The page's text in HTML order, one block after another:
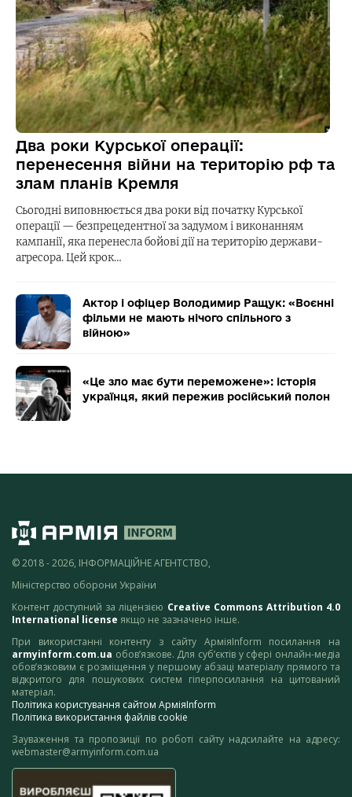
Два роки Курської операції:
перенесення війни на територію рф та
злам планів Кремля
Сьогодні виповнюється два роки від початку Курської
операції — безпрецедентної за задумом і виконанням
кампанії, яка перенесла бойові дії на територію держави-
агресора. Цей крок…
Актор і офіцер Володимир Ращук: «Воєнні
фільми не мають нічого спільного з
війною»
«Це зло має бути переможене»: історія
українця, який пережив російський полон
© 2018 - 2026, ІНФОРМАЦІЙНЕ АГЕНТСТВО,
Міністерство оборони України
Контент доступний за ліцензією Creative Commons Attribution 4.0
International license якщо не зазначено інше.
При використанні контенту з сайту АрміяInform посилання на
armyinform.com.ua обов’язкове. Для суб’єктів у сфері онлайн-медіа
обов’язковим є розміщення у першому абзаці матеріалу прямого та
відкритого для пошукових систем гіперпосилання на цитований
матеріал.
Політика користування сайтом АрміяInform
Політика використання файлів cookie
Зауваження та пропозиції по роботі сайту надсилайте на адресу:
webmaster@armyinform.com.ua